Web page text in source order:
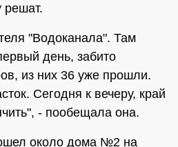
решат.
"Водоканала". Там
день, забито
из них 36 уже прошли.
Сегодня к вечеру, край
- пообещала она.
около дома №2 на